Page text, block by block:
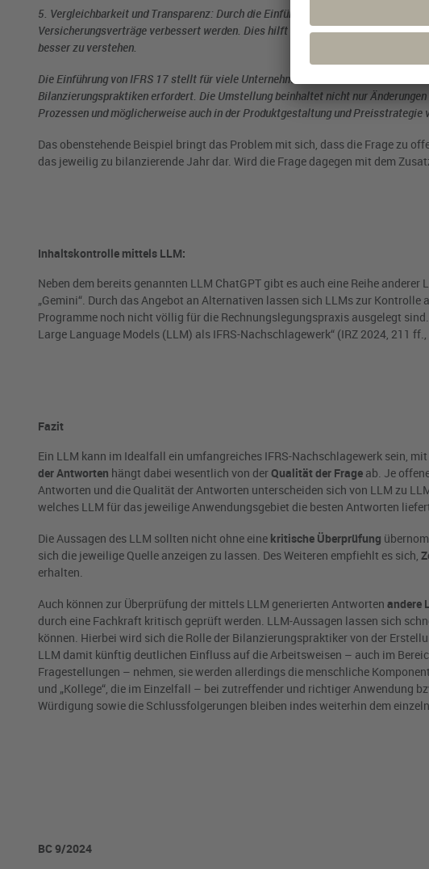
5. Vergleichbarkeit und Transparenz: Durch die Einführung von IFRS 17 sollen
Versicherungsverträge verbessert werden. Dies hilft Stakeholdern, die
besser zu verstehen.
Die Einführung von IFRS 17 stellt für viele Unternehmen eine bedeutende
Bilanzierungspraktiken erfordert. Die Umstellung beinhaltet nicht nur
Prozessen und möglicherweise auch in der Produktgestaltung und Preisstrategie
Das obenstehende Beispiel bringt das Problem mit sich, dass die Frage zu
das jeweilig zu bilanzierende Jahr dar. Wird die Frage dagegen mit dem
Inhaltskontrolle mittels LLM:
Neben dem bereits genannten LLM ChatGPT gibt es auch eine Reihe
„Gemini“. Durch das Angebot an Alternativen lassen sich LLMs zur
Programme noch nicht völlig für die Rechnungslegungspraxis ausgelegt
Large Language Models (LLM) als IFRS-Nachschlagewerk“ (IRZ 2024, 211
Fazit
Ein LLM kann im Idealfall ein umfangreiches IFRS-Nachschlagewerk sein,
der Antworten hängt dabei wesentlich von derQualität der Frage ab. Je
Antworten und die Qualität der Antworten unterscheiden sich von LLM zu
welches LLM für das jeweilige Anwendungsgebiet die besten Antworten
Die Aussagen des LLM sollten nicht ohne eine kritische Überprüfung
sich die jeweilige Quelle anzeigen zu lassen. Des Weiteren empfiehlt es sich,
erhalten.
Auch können zur Überprüfung der mittels LLM generierten Antworten andere
durch eine Fachkraft kritisch geprüft werden. LLM-Aussagen lassen sich
können. Hierbei wird sich die Rolle der Bilanzierungspraktiker von der
LLM damit künftig deutlichen Einfluss auf die Arbeitsweisen – auch im
Fragestellungen – nehmen, sie werden allerdings die menschliche
und „Kollege“, die im Einzelfall – bei zutreffender und richtiger Anwendung
Würdigung sowie die Schlussfolgerungen bleiben indes weiterhin dem
BC 9/2024